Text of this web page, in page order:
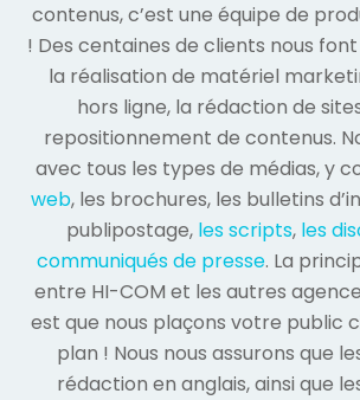
contenus, c’est une équipe de
! Des centaines de clients nous
la réalisation de matériel
hors ligne, la rédaction de
repositionnement de contenus.
avec tous les types de médias, y
web, les brochures, les bulletins
publipostage, les scripts, les
communiqués de presse. La
entre HI-COM et les autres
est que nous plaçons votre public
plan ! Nous nous assurons que
rédaction en anglais, ainsi que